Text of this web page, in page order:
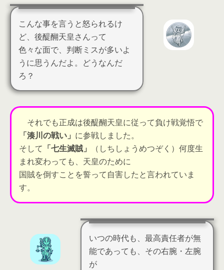
こんな事を言うと怒られるけ
ど、後醍醐天皇さんって
色々な面で、判断ミスが多いよ
うに思うんだよ。どうなんだ
ろ？
それでも正成は後醍醐天皇に従って負け戦覚悟で
「湊川の戦い」 に参戦しました。
そして 「七生滅賊」
（しちしょうめつぞく）何度生
まれ変わっても、 天皇のために
国賊を倒すことを誓って自害したと言われていま
す。
いつの時代も、最高責任者が無
能であっても、その右腕・左腕
が